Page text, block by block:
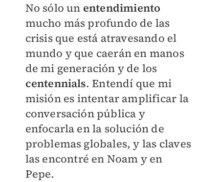
No sólo un entendimiento
mucho más profundo de las
crisis que está atravesando el
mundo y que caerán en manos
de mi generación y de los
centennials. Entendí que mi
misión es intentar amplificar la
conversación pública y
enfocarla en la solución de
problemas globales, y las claves
las encontré en Noam y en
Pepe.